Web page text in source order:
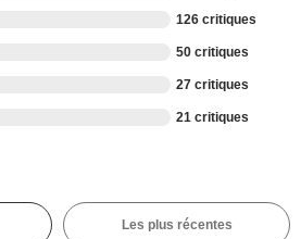
126 critiques
50 critiques
27 critiques
21 critiques
Les plus récentes